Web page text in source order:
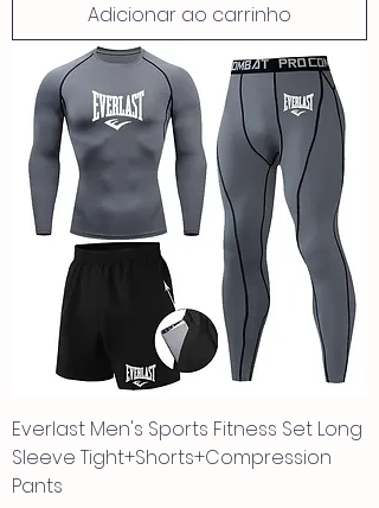
Adicionar ao carrinho
Everlast Men's Sports Fitness Set Long
Sleeve Tight+Shorts+Compression
Pants